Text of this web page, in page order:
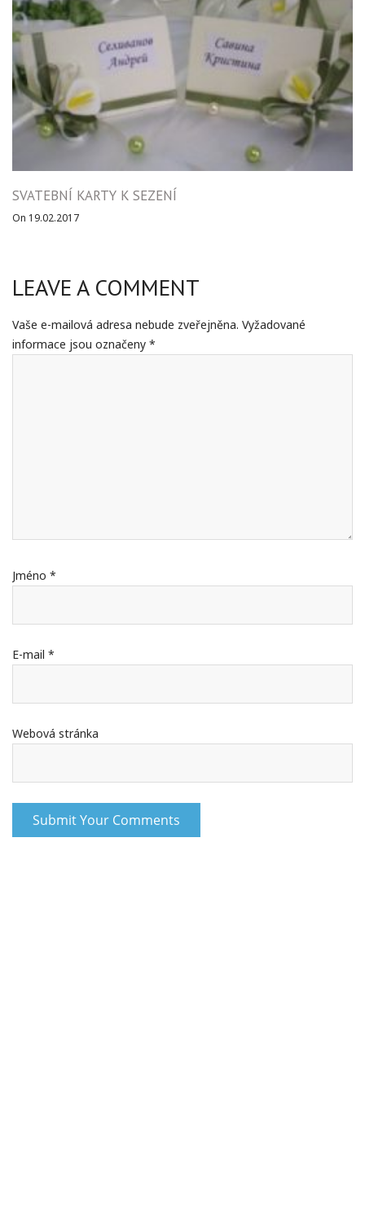
SVATEBNÍ KARTY K SEZENÍ
On 19.02.2017
LEAVE A COMMENT
Vaše e-mailová adresa nebude zveřejněna. Vyžadované
informace jsou označeny *
Jméno *
E-mail *
Webová stránka